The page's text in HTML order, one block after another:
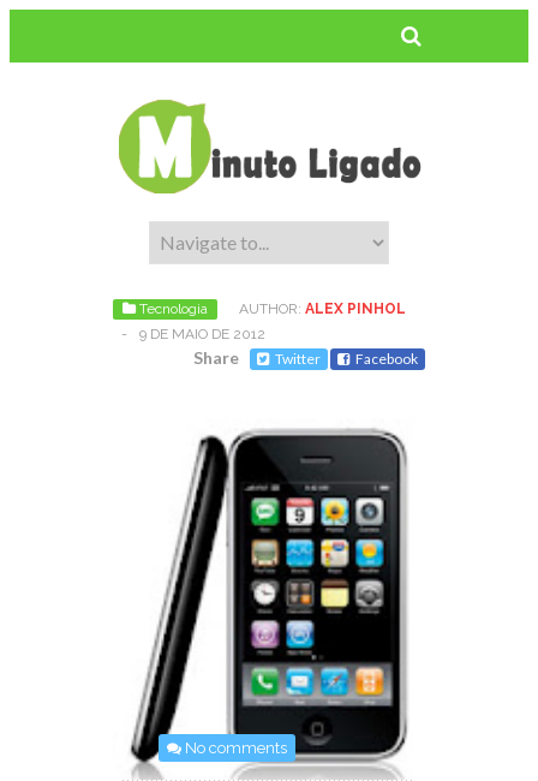
Tecnologia AUTHOR: ALEX PINHOL
-
9 DE MAIO DE 2012
Share Twitter Facebook
No comments